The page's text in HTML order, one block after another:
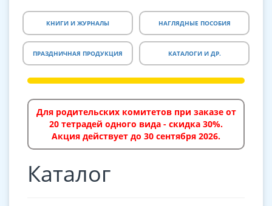
КНИГИ И ЖУРНАЛЫ НАГЛЯДНЫЕ ПОСОБИЯ
ПРАЗДНИЧНАЯ ПРОДУКЦИЯ КАТАЛОГИ И ДР.
Для родительских комитетов при заказе от
20 тетрадей одного вида - скидка 30%.
Акция действует до 30 сентября 2026.
Каталог